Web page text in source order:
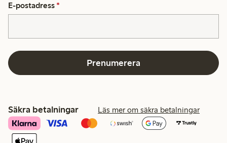
E-postadress *
Prenumerera
Säkra betalningar Läs mer om säkra betalningar